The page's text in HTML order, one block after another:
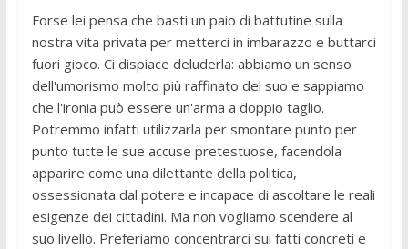
Forse lei pensa che basti un paio di battutine sulla
nostra vita privata per metterci in imbarazzo e buttarci
fuori gioco. Ci dispiace deluderla: abbiamo un senso
dell'umorismo molto più raffinato del suo e sappiamo
che l'ironia può essere un'arma a doppio taglio.
Potremmo infatti utilizzarla per smontare punto per
punto tutte le sue accuse pretestuose, facendola
apparire come una dilettante della politica,
ossessionata dal potere e incapace di ascoltare le reali
esigenze dei cittadini. Ma non vogliamo scendere al
suo livello. Preferiamo concentrarci sui fatti concreti e